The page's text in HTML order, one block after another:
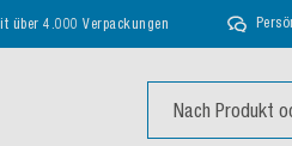
über 4.000 Verpackungen